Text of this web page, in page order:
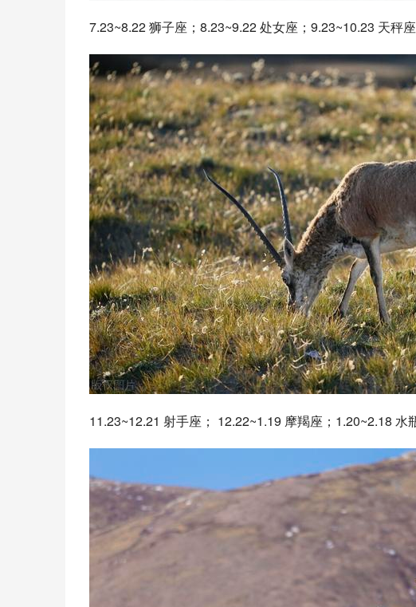
7.23~8.22 狮子座 ；8.23~9.22 处女座；9.23~10.23 天秤座
11.23~12.21 射手座； 12.22~1.19 摩羯座；1.20~2.18 水